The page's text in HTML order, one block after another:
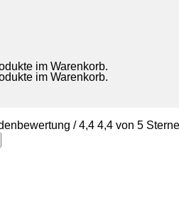
im Warenkorb.
im Warenkorb.
/4,4 4,4 von 5